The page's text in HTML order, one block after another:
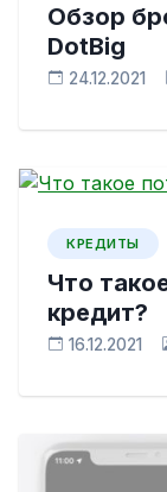
Обзор
DotBig
24.12.2021
КРЕДИТЫ
Что
кредит?
16.12.2021